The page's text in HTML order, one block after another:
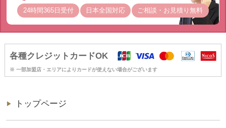
24時間365日受付 日本全国対応 ご相談・お見積り無料
各種クレジットカードOK
※ 一部加盟店・エリアによりカードが使えない場合がございます
トップページ